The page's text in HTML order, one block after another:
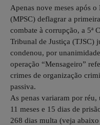
Apenas nove meses após
(MPSC) deflagrar a
combate à corrupção, a 5ª
Tribunal de Justiça (TJSC)
condenou, por
operação “Mensageiro”
crimes de organização
passiva.
As penas variaram por
11 meses e 15 dias de
268 dias multa (veja